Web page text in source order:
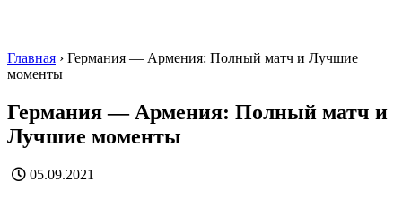
Главная › Германия — Армения: Полный матч и Лучшие
моменты
Германия — Армения: Полный матч и
Лучшие моменты
05.09.2021